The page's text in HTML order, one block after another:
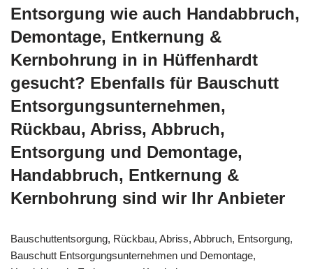
Entsorgung wie auch Handabbruch,
Demontage, Entkernung &
Kernbohrung in in Hüffenhardt
gesucht? Ebenfalls für Bauschutt
Entsorgungsunternehmen,
Rückbau, Abriss, Abbruch,
Entsorgung und Demontage,
Handabbruch, Entkernung &
Kernbohrung sind wir Ihr Anbieter
Bauschuttentsorgung, Rückbau, Abriss, Abbruch, Entsorgung,
Bauschutt Entsorgungsunternehmen und Demontage,